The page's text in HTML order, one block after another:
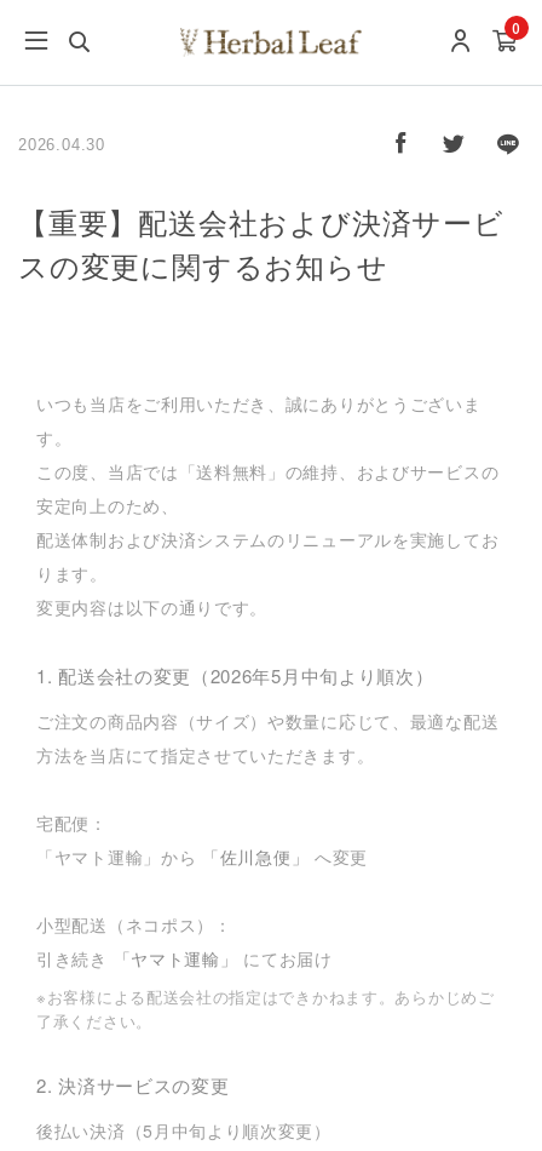
0
2026.04.30
【重要】配送会社および決済サービ
スの変更に関するお知らせ
いつも当店をご利用いただき、誠にありがとうございま
す。
この度、当店では「送料無料」の維持、およびサービスの
安定向上のため、
配送体制および決済システムのリニューアルを実施してお
ります。
変更内容は以下の通りです。
1. 配送会社の変更（2026年5月中旬より順次）
ご注文の商品内容（サイズ）や数量に応じて、最適な配送
方法を当店にて指定させていただきます。
宅配便：
「ヤマト運輸」から
「佐川急便」 へ変更
小型配送（ネコポス）：
引き続き
「ヤマト運輸」 にてお届け
※お客様による配送会社の指定はできかねます。あらかじめご
了承ください。
2. 決済サービスの変更
後払い決済（5月中旬より順次変更）